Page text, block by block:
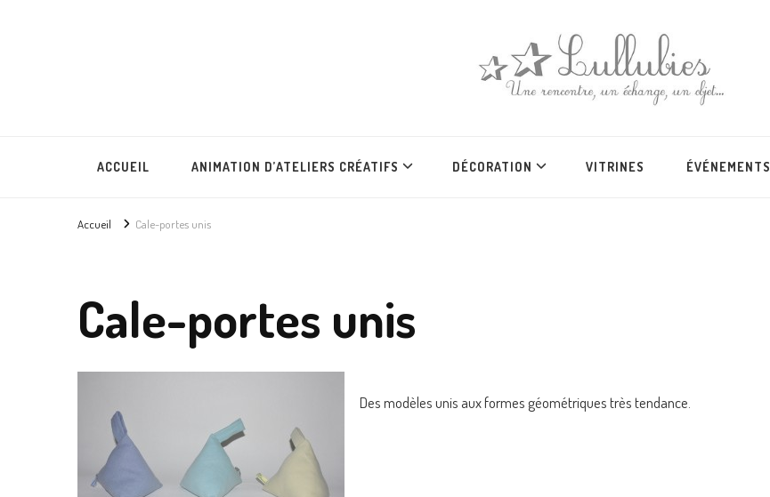
ACCUEIL ANIMATION D’ATELIERS CRÉATIFS DÉCORATION VITRINES ÉVÉNEMENTS
Accueil Cale-portes unis
Cale-portes unis
Des modèles unis aux formes géométriques très tendance.